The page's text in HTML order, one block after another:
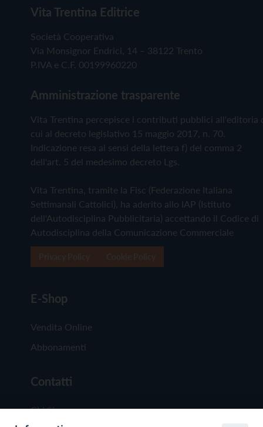
Vita Trentina Editrice
Società Cooperativa
Via Monsignor Endrici, 14 – 38122 Trento
P.IVA e C.F. 00199960220
Amministrazione trasparente
Vita Trentina percepisce i contributi pubblici all'editoria
cui al decreto legislativo 15 maggio 2017, n. 70.
Indicazione resa ai sensi della lettera f) del comma 2
dell'art. 5 del medesimo decreto Lgs.
Vita Trentina, tramite la Fisc (Federazione Italiana
Settimanali Cattolici), ha aderito allo IAP (Istituto
dell'Autodisciplina Pubblicitaria) accettando il Codice di
Autodisciplina della Comunicazione Commerciale
E-Shop
Vendita Online
Abbonamenti
Contatti
Chi Siamo